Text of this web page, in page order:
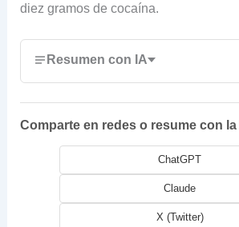
diez gramos de cocaína.
Resumen con IA
Comparte en redes o resume con la
ChatGPT
Claude
X (Twitter)